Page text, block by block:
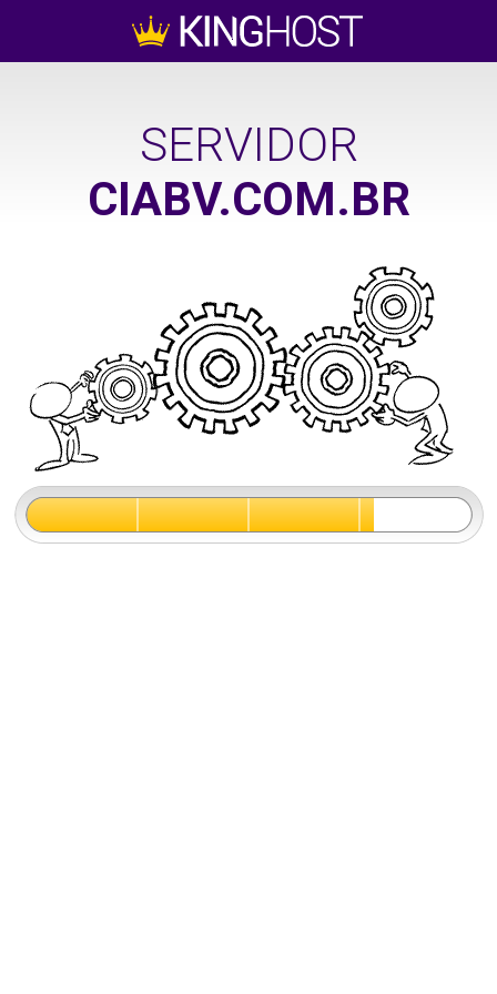
SERVIDOR
CIABV.COM.BR